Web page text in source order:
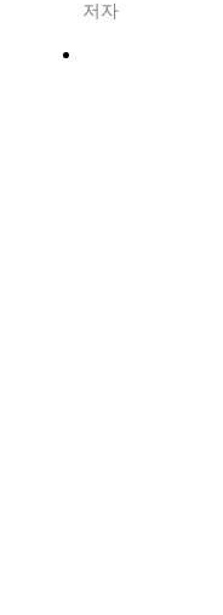
저자